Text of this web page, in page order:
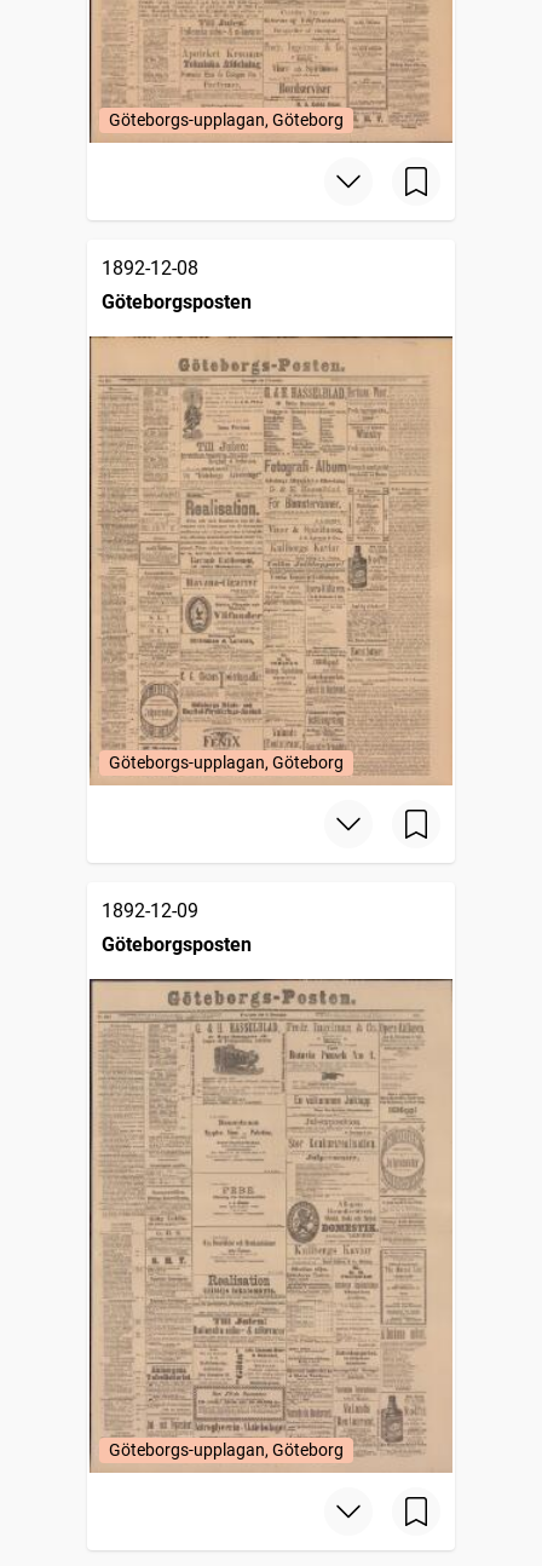
Göteborgs-upplagan, Göteborg
1892-12-08
Göteborgsposten
Göteborgs-upplagan, Göteborg
1892-12-09
Göteborgsposten
Göteborgs-upplagan, Göteborg